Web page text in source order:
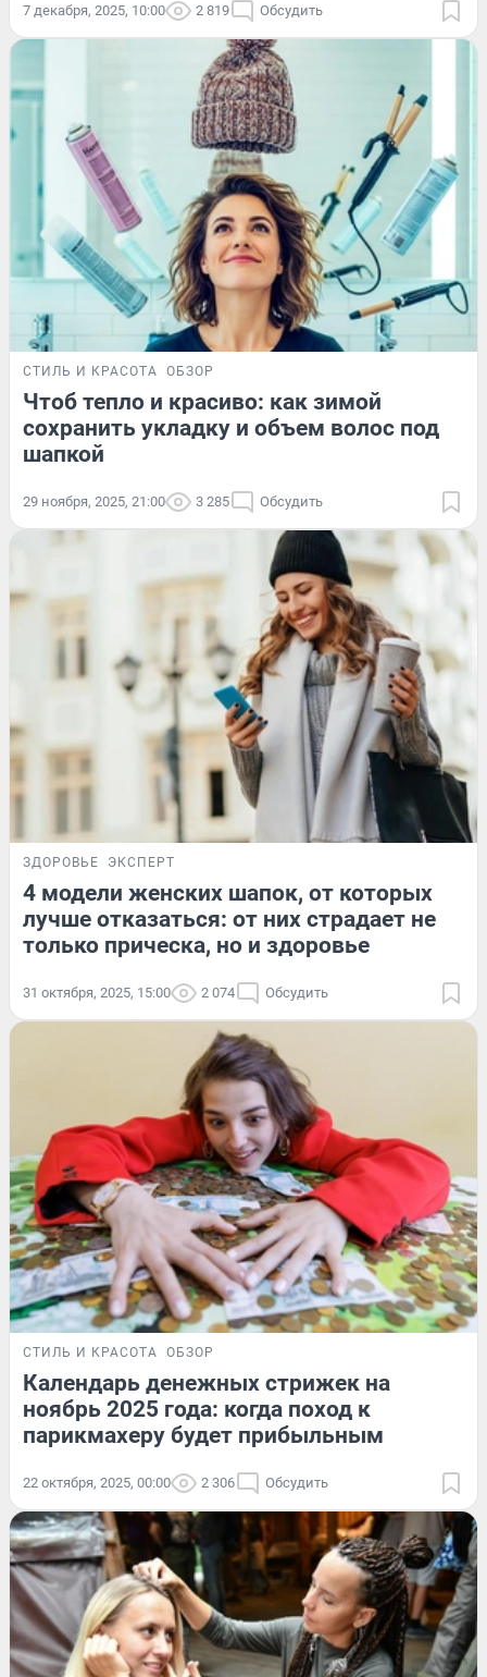
7 декабря, 2025, 10:00 2 819 Обсудить
СТИЛЬ И КРАСОТА ОБЗОР
Чтоб тепло и красиво: как зимой
сохранить укладку и объем волос под
шапкой
29 ноября, 2025, 21:00 3 285 Обсудить
ЗДОРОВЬЕ ЭКСПЕРТ
4 модели женских шапок, от которых
лучше отказаться: от них страдает не
только прическа, но и здоровье
31 октября, 2025, 15:00 2 074 Обсудить
СТИЛЬ И КРАСОТА ОБЗОР
Календарь денежных стрижек на
ноябрь 2025 года: когда поход к
парикмахеру будет прибыльным
22 октября, 2025, 00:00 2 306 Обсудить